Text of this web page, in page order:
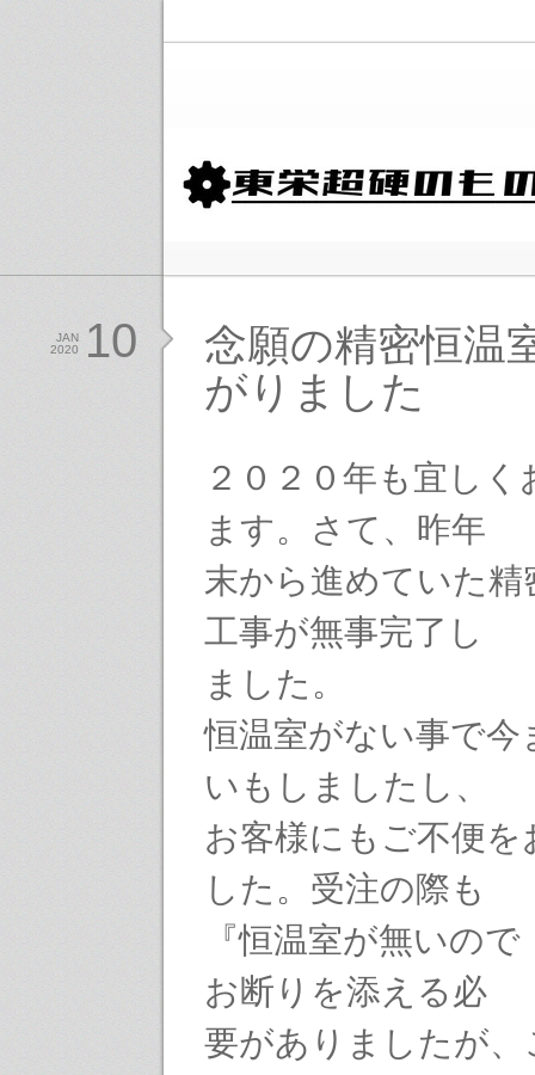
念願の精密恒温
がりました
２０２０年も宜しく
ます。さて、昨年
末から進めていた精
工事が無事完了し
ました。
恒温室がない事で今
いもしましたし、
お客様にもご不便を
した。受注の際も
『恒温室が無いの
お断りを添える必
要がありましたが
10
JAN
2020